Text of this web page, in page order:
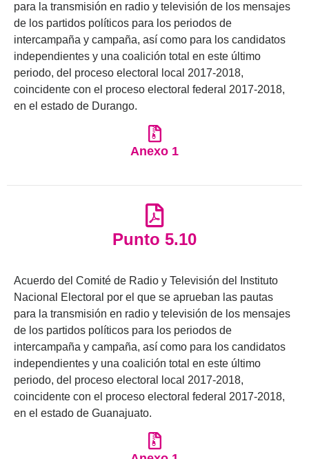
para la transmisión en radio y televisión de los mensajes
de los partidos políticos para los periodos de
intercampaña y campaña, así como para los candidatos
independientes y una coalición total en este último
periodo, del proceso electoral local 2017-2018,
coincidente con el proceso electoral federal 2017-2018,
en el estado de Durango.
Anexo 1
Punto 5.10
Acuerdo del Comité de Radio y Televisión del Instituto
Nacional Electoral por el que se aprueban las pautas
para la transmisión en radio y televisión de los mensajes
de los partidos políticos para los periodos de
intercampaña y campaña, así como para los candidatos
independientes y una coalición total en este último
periodo, del proceso electoral local 2017-2018,
coincidente con el proceso electoral federal 2017-2018,
en el estado de Guanajuato.